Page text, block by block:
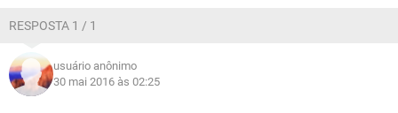
RESPOSTA 1 / 1
usuário anônimo
30 mai 2016 às 02:25